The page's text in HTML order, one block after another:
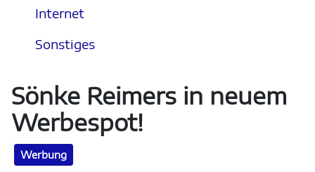
Internet
Sonstiges
Sönke Reimers in neuem
Werbespot!
Werbung